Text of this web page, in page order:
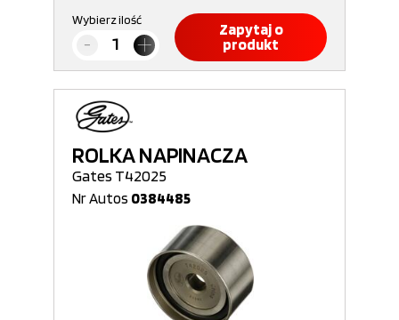
Wybierz ilość
Zapytaj o
produkt
ROLKA NAPINACZA
Gates T42025
Nr Autos 0384485